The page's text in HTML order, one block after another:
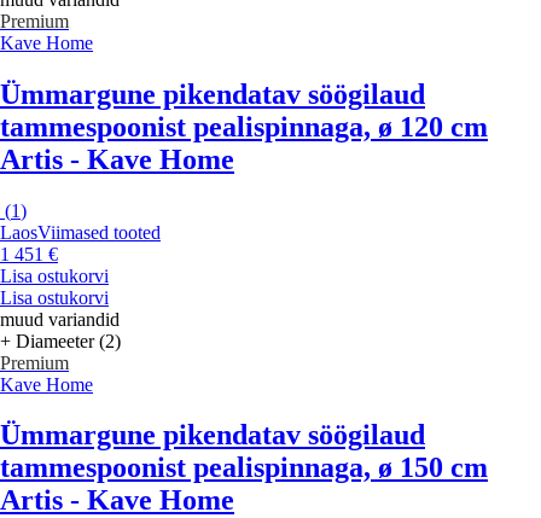
Premium
Kave Home
Ümmargune pikendatav söögilaud
tammespoonist pealispinnaga, ø 120 cm
Artis - Kave Home
(1)
LaosViimased tooted
1 451 €
Lisa ostukorvi
Lisa ostukorvi
muud variandid
+ Diameeter (2)
Premium
Kave Home
Ümmargune pikendatav söögilaud
tammespoonist pealispinnaga, ø 150 cm
Artis - Kave Home